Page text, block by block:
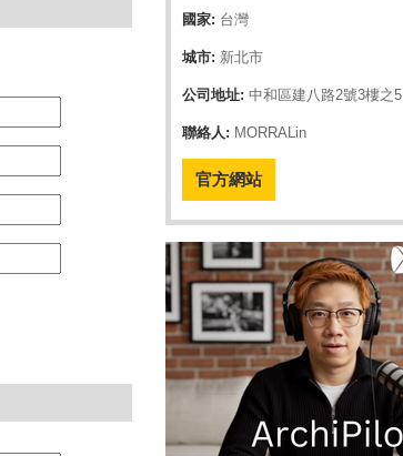
國家: 台灣
城市: 新北市
公司地址: 中和區建八路2號3樓之5
聯絡人: MORRALin
官方網站